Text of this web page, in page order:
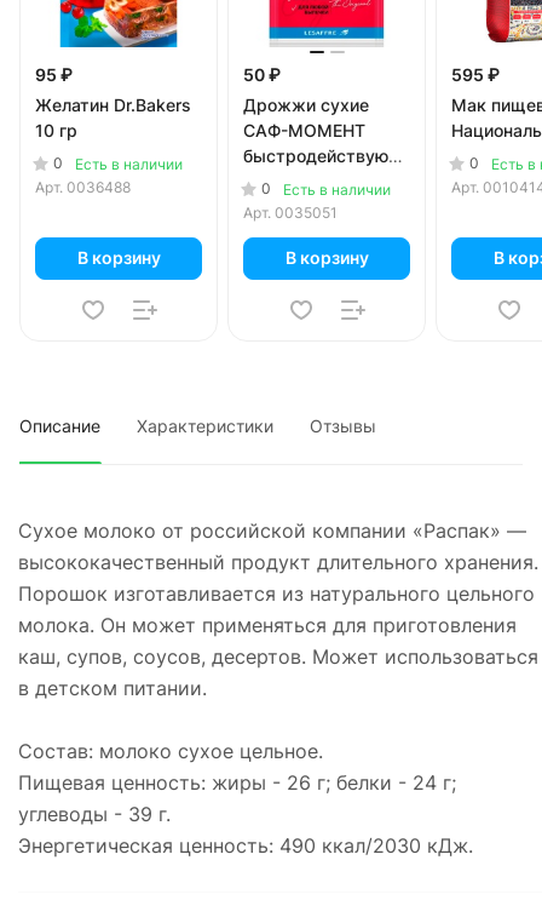
95 ₽
Желатин Dr.Bakers
10 гр
0
Есть в наличии
Арт. 0036488
В корзину
50 ₽
Дрожжи сухие
САФ-МОМЕНТ
быстродействующие
11 гр
0
Есть в наличии
Арт. 0035051
В корзину
595 ₽
Мак
0
Есть в
Арт.
В
Описание Характеристики Отзывы
Сухое молоко от российской компании «Распак» —
высококачественный продукт длительного хранения.
Порошок изготавливается из натурального цельного
молока. Он может применяться для приготовления
каш, супов, соусов, десертов. Может использоваться
в детском питании.
Состав: молоко сухое цельное.
Пищевая ценность: жиры - 26 г; белки - 24 г;
углеводы - 39 г.
Энергетическая ценность: 490 ккал/2030 кДж.